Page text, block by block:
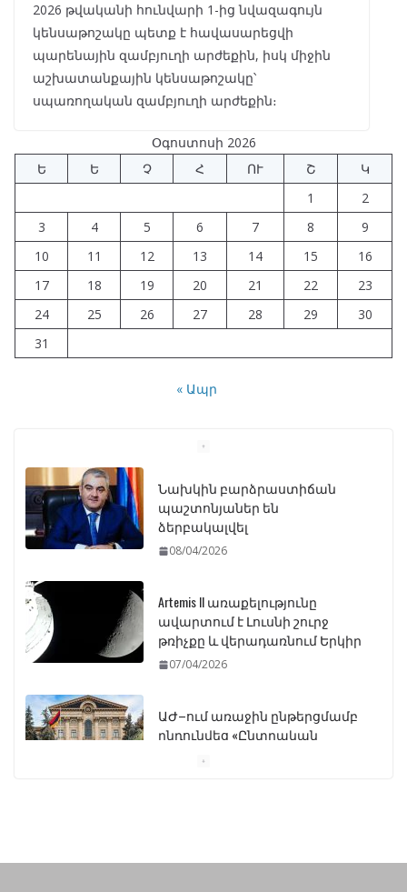
2026 թվականի հունվարի 1-ից նվազագույն
կենսաթոշակը պետք է հավասարեցվի
պարենային զամբյուղի արժեքին, իսկ միջին
աշխատանքային կենսաթոշակը՝
սպառողական զամբյուղի արժեքին։
Օգոստոսի 2026
Ե
Ե Չ Հ ՈՒ Շ
Կ
1
2
3
4 5 6 7 8
9
10
11 12 13 14 15
16
17
18 19 20 21 22
23
24
25 26 27 28 29
30
31
« Ապր
ձերբակալվել
Artemis II առաքելությունը
ավարտում է Լուսնի շուրջ
թռիչքը և վերադառնում Երկիր
ԱԺ–ում առաջին ընթերցմամբ
ընդունվեց «Ընտրական
օրենսգրքի» փոփոխության
07/04/2026
Դատախազությունը